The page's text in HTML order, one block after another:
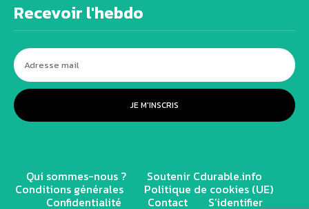
Recevoir l'hebdo
JE M'INSCRIS
Qui sommes-nous ? Soutenir Cdurable.info
Conditions générales Politique de cookies (UE)
Confidentialité Contact S’identifier